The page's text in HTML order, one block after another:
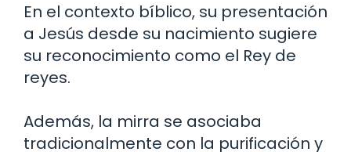
En el contexto bíblico, su presentación
a Jesús desde su nacimiento sugiere
su reconocimiento como el Rey de
reyes.
Además, la mirra se asociaba
tradicionalmente con la purificación y